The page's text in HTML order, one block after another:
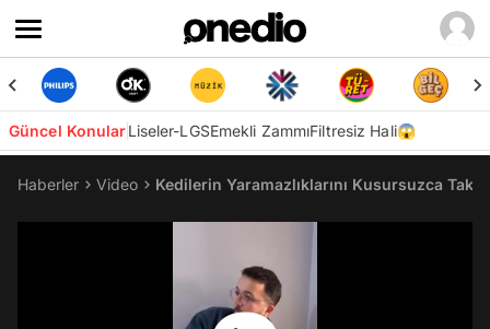
Güncel KonularLiseler-LGSEmekli ZammıFiltresiz Hali😱
Haberler Video Kedilerin Yaramazlıklarını Kusursuzca